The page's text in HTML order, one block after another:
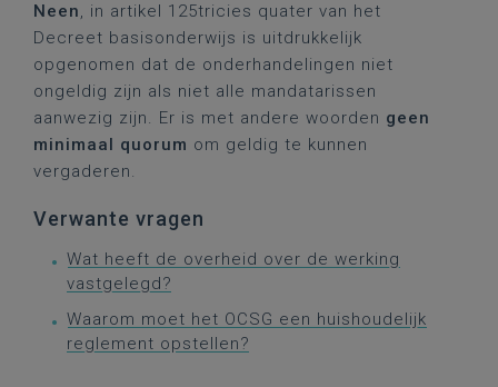
Neen, in artikel 125tricies quater van het
Decreet basisonderwijs is uitdrukkelijk
opgenomen dat de onderhandelingen niet
ongeldig zijn als niet alle mandatarissen
aanwezig zijn. Er is met andere woorden geen
minimaal quorum om geldig te kunnen
vergaderen.
Verwante vragen
Wat heeft de overheid over de werking
vastgelegd?
Waarom moet het OCSG een huishoudelijk
reglement opstellen?